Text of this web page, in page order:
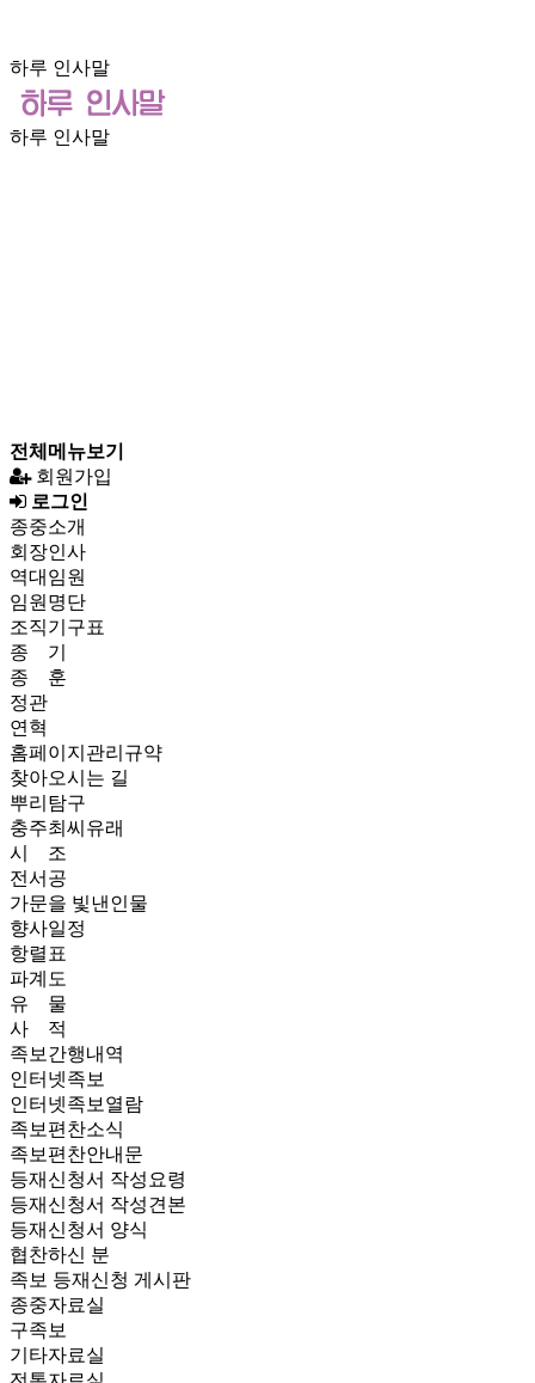
하루 인사말
하루 인사말
전체메뉴보기
회원가입
로그인
종중소개
회장인사
역대임원
임원명단
조직기구표
종 기
종 훈
정관
연혁
홈페이지관리규약
찾아오시는 길
뿌리탐구
충주최씨유래
시 조
전서공
가문을 빛낸인물
향사일정
항렬표
파계도
유 물
사 적
족보간행내역
인터넷족보
인터넷족보열람
족보편찬소식
족보편찬안내문
등재신청서 작성요령
등재신청서 작성견본
등재신청서 양식
협찬하신 분
족보 등재신청 게시판
종중자료실
구족보
기타자료실